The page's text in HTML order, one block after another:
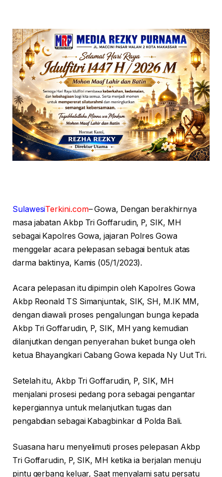
SulawesiTerkini.com– Gowa, Dengan berakhirnya
masa jabatan Akbp Tri Goffarudin, P, SIK, MH
sebagai Kapolres Gowa, jajaran Polres Gowa
menggelar acara pelepasan sebagai bentuk atas
darma baktinya, Kamis (05/1/2023).
Acara pelepasan itu dipimpin oleh Kapolres Gowa
Akbp Reonald TS Simanjuntak, SIK, SH, M.IK MM,
dengan diawali proses pengalungan bunga kepada
Akbp Tri Goffarudin, P, SIK, MH yang kemudian
dilanjutkan dengan penyerahan buket bunga oleh
ketua Bhayangkari Cabang Gowa kepada Ny Uut Tri.
Setelah itu, Akbp Tri Goffarudin, P, SIK, MH
menjalani prosesi pedang pora sebagai pengantar
kepergiannya untuk melanjutkan tugas dan
pengabdian sebagai Kabagbinkar di Polda Bali.
Suasana haru menyelimuti proses pelepasan Akbp
Tri Goffarudin, P, SIK, MH ketika ia berjalan menuju
pintu gerbang keluar, Saat menyalami satu persatu